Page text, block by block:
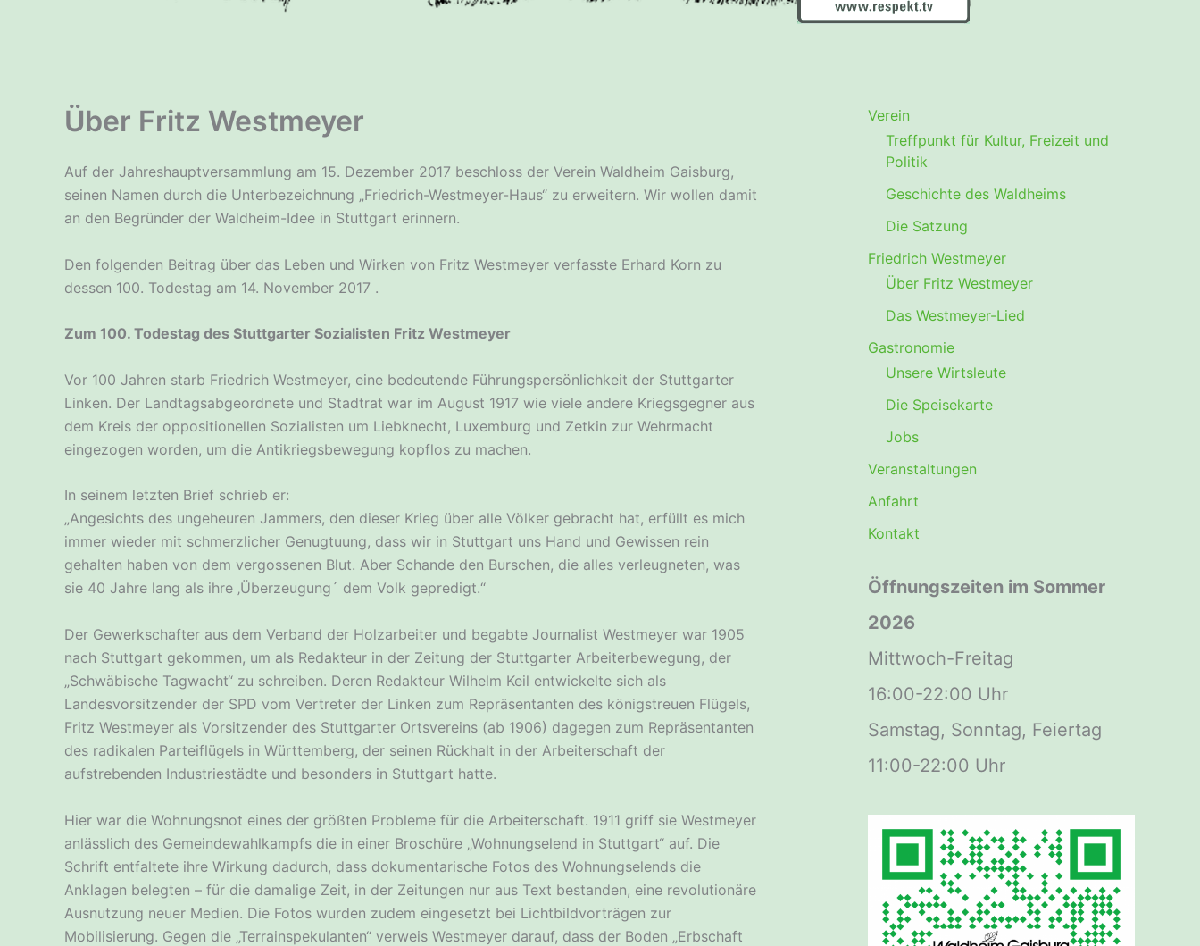
Über Fritz Westmeyer
Auf der Jahreshauptversammlung am 15. Dezember 2017 beschloss der Verein Waldheim Gaisburg,
seinen Namen durch die Unterbezeichnung „Friedrich-Westmeyer-Haus“ zu erweitern. Wir wollen damit
an den Begründer der Waldheim-Idee in Stuttgart erinnern.
Den folgenden Beitrag über das Leben und Wirken von Fritz Westmeyer verfasste Erhard Korn zu
dessen 100. Todestag am 14. November 2017 .
Zum 100. Todestag des Stuttgarter Sozialisten Fritz Westmeyer
Vor 100 Jahren starb Friedrich Westmeyer, eine bedeutende Führungspersönlichkeit der Stuttgarter
Linken. Der Landtagsabgeordnete und Stadtrat war im August 1917 wie viele andere Kriegsgegner aus
dem Kreis der oppositionellen Sozialisten um Liebknecht, Luxemburg und Zetkin zur Wehrmacht
eingezogen worden, um die Antikriegsbewegung kopflos zu machen.
In seinem letzten Brief schrieb er:
„Angesichts des ungeheuren Jammers, den dieser Krieg über alle Völker gebracht hat, erfüllt es mich
immer wieder mit schmerzlicher Genugtuung, dass wir in Stuttgart uns Hand und Gewissen rein
gehalten haben von dem vergossenen Blut. Aber Schande den Burschen, die alles verleugneten, was
sie 40 Jahre lang als ihre ‚Überzeugung´ dem Volk gepredigt.“
Der Gewerkschafter aus dem Verband der Holzarbeiter und begabte Journalist Westmeyer war 1905
nach Stuttgart gekommen, um als Redakteur in der Zeitung der Stuttgarter Arbeiterbewegung, der
„Schwäbische Tagwacht“ zu schreiben. Deren Redakteur Wilhelm Keil entwickelte sich als
Landesvorsitzender der SPD vom Vertreter der Linken zum Repräsentanten des königstreuen Flügels,
Fritz Westmeyer als Vorsitzender des Stuttgarter Ortsvereins (ab 1906) dagegen zum Repräsentanten
des radikalen Parteiflügels in Württemberg, der seinen Rückhalt in der Arbeiterschaft der
aufstrebenden Industriestädte und besonders in Stuttgart hatte.
Hier war die Wohnungsnot eines der größten Probleme für die Arbeiterschaft. 1911 griff sie Westmeyer
anlässlich des Gemeindewahlkampfs die in einer Broschüre „Wohnungselend in Stuttgart“ auf. Die
Schrift entfaltete ihre Wirkung dadurch, dass dokumentarische Fotos des Wohnungselends die
Anklagen belegten – für die damalige Zeit, in der Zeitungen nur aus Text bestanden, eine revolutionäre
Ausnutzung neuer Medien. Die Fotos wurden zudem eingesetzt bei Lichtbildvorträgen zur
Mobilisierung. Gegen die „Terrainspekulanten“ verweis Westmeyer darauf, dass der Boden „Erbschaft
Verein
Treffpunkt für Kultur, Freizeit und
Politik
Geschichte des Waldheims
Die Satzung
Friedrich Westmeyer
Über Fritz Westmeyer
Das Westmeyer-Lied
Gastronomie
Unsere Wirtsleute
Die Speisekarte
Jobs
Veranstaltungen
Anfahrt
Kontakt
Öffnungszeiten im Sommer
2026
Mittwoch-Freitag
16:00-22:00 Uhr
Samstag, Sonntag, Feiertag
11:00-22:00 Uhr